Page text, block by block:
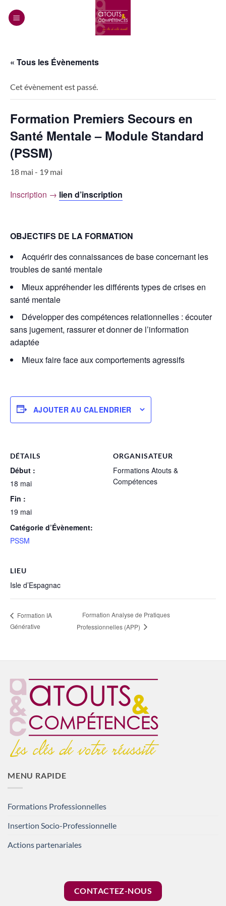
« Tous les Évènements
Cet évènement est passé.
Formation Premiers Secours en
Santé Mentale – Module Standard
(PSSM)
18 mai - 19 mai
Inscription → lien d’inscription
OBJECTIFS DE LA FORMATION
Acquérir des connaissances de base concernant les
troubles de santé mentale
Mieux appréhender les différents types de crises en
santé mentale
Développer des compétences relationnelles : écouter
sans jugement, rassurer et donner de l’information
adaptée
Mieux faire face aux comportements agressifs
AJOUTER AU CALENDRIER
DÉTAILS
Début :
18 mai
Fin :
19 mai
Catégorie d’Évènement:
PSSM
ORGANISATEUR
Formations Atouts &
Compétences
LIEU
Isle d’Espagnac
Formation IA
Générative
Formation Analyse de Pratiques
Professionnelles (APP)
MENU RAPIDE
Formations Professionnelles
Insertion Socio-Professionnelle
Actions partenariales
CONTACTEZ-NOUS